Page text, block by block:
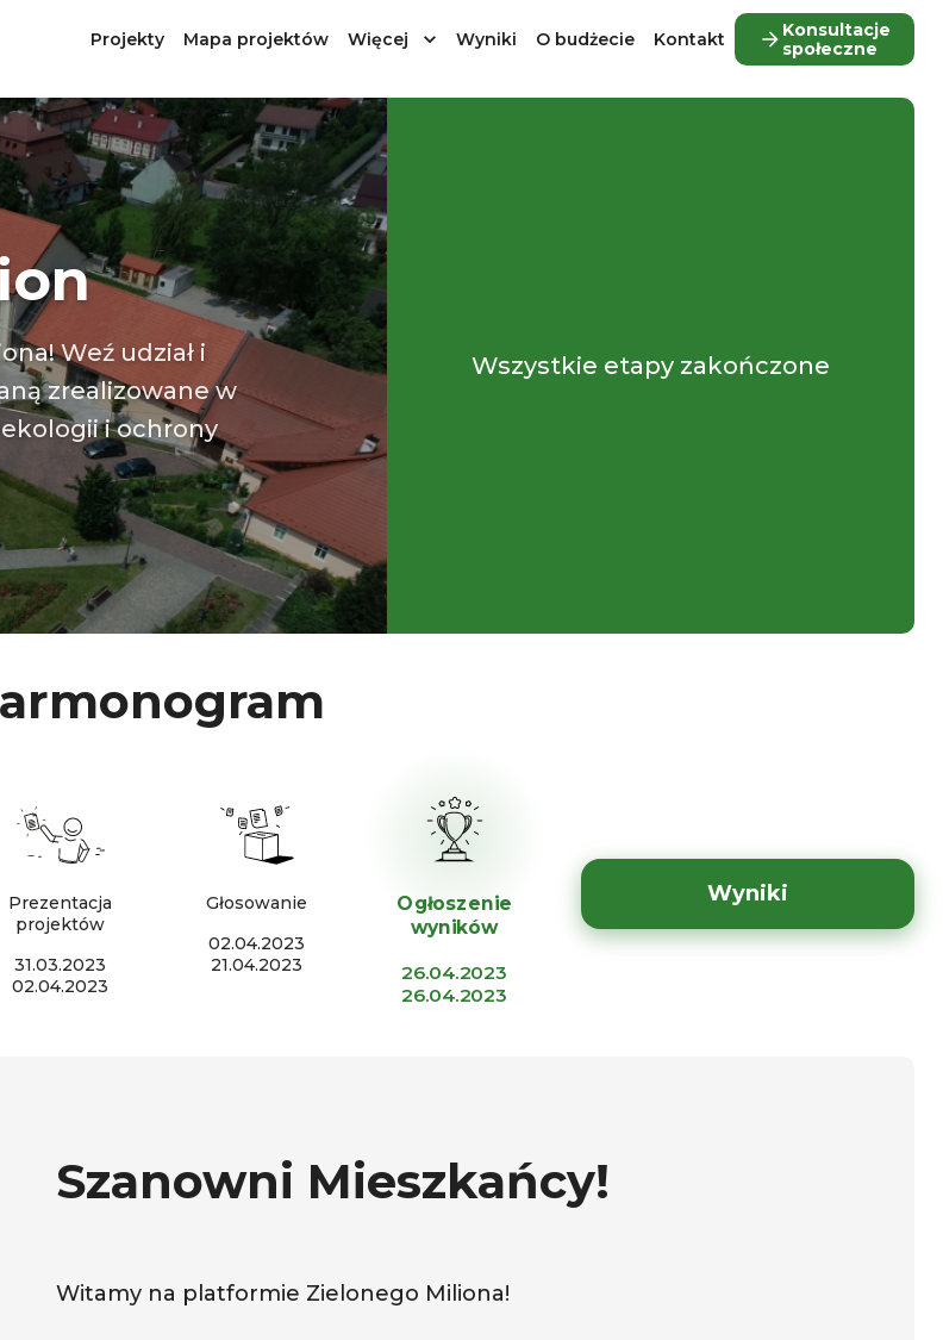
Projekty Mapa projektów Więcej Wyniki O budżecie Kontakt
Konsultacje
społeczne
Weź udział i
zrealizowane w
i ochrony
Wszystkie etapy zakończone
Prezentacja
projektów
31.03.2023
02.04.2023
Głosowanie
02.04.2023
21.04.2023
Ogłoszenie
wyników
26.04.2023
26.04.2023
Wyniki
Szanowni Mieszkańcy!
Witamy na platformie Zielonego Miliona!